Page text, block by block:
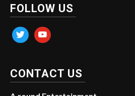
FOLLOW US
twitter youtube
CONTACT US